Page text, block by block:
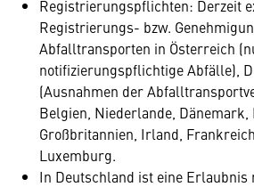
Registrierungspflichten: Derzeit
Registrierungs- bzw.
Abfalltransporten in Österreich
notifizierungspflichtige Abfälle),
(Ausnahmen der
Belgien, Niederlande, Dänemark,
Großbritannien, Irland,
Luxemburg.
In Deutschland ist eine Erlaubnis